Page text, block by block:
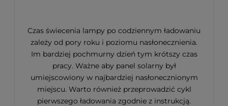
Czas świecenia lampy po codziennym ładowaniu
zależy od pory roku i poziomu nasłonecznienia.
Im bardziej pochmurny dzień tym krótszy czas
pracy. Ważne aby panel solarny był
umiejscowiony w najbardziej nasłonecznionym
miejscu. Warto również przeprowadzić cykl
pierwszego ładowania zgodnie z instrukcją.